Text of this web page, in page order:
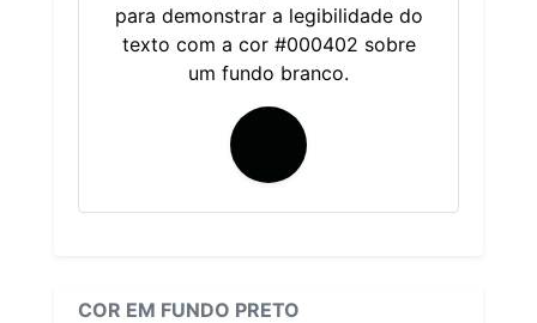
para demonstrar a legibilidade do
texto com a cor #000402 sobre
um fundo branco.
COR EM FUNDO PRETO